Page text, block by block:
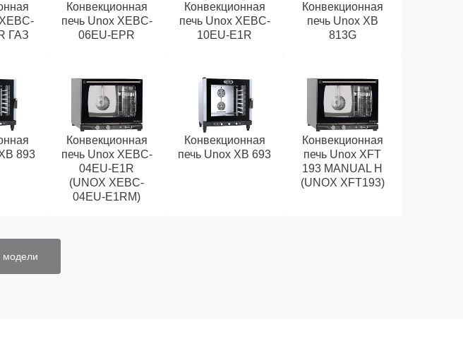
ГАЗ
Конвекционная
печь Unox XEBC-
06EU-EPR
Конвекционная
печь Unox XEBC-
10EU-E1R
Конвекционная
печь Unox XB
813G
893
Конвекционная
печь Unox XEBC-
04EU-E1R
(UNOX XEBC-
04EU-E1RM)
Конвекционная
печь Unox XB 693
Конвекционная
печь Unox XFT
193 MANUAL H
(UNOX XFT193)
модели